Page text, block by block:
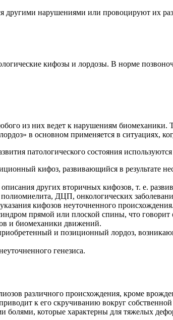
другими нарушениями или провоцируют их
кифозы и лордозы. В норме
из них ведет к нарушениям
в основном применяется в ситуациях,
патологического состояния
кифоз, развивающийся в результате
других вторичных кифозов, т. е.
ДЦП, онкологических
кифозов неуточненного происхождения.
прямой или плоской спины, что говорит
и биомеханики движений.
и позиционный лордоз,
генезиса.
различного происхождения, кроме
приводит к его скручиванию вокруг
болями, которые характерны для тяжелых